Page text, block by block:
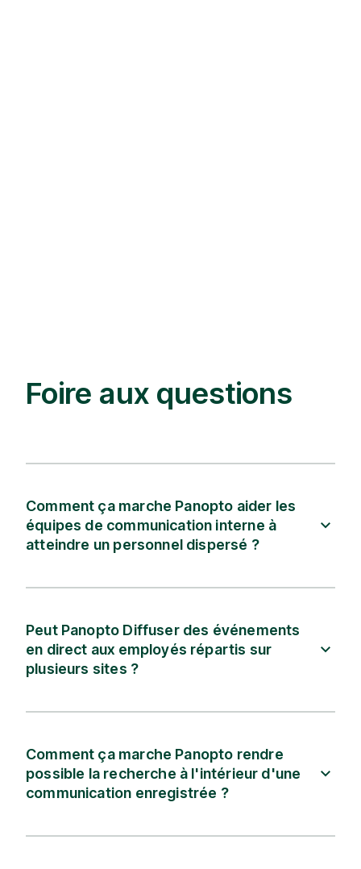
Foire aux questions
Comment ça marche Panopto aider les
équipes de communication interne à
atteindre un personnel dispersé ?
Peut Panopto Diffuser des événements
en direct aux employés répartis sur
plusieurs sites ?
Comment ça marche Panopto rendre
possible la recherche à l'intérieur d'une
communication enregistrée ?